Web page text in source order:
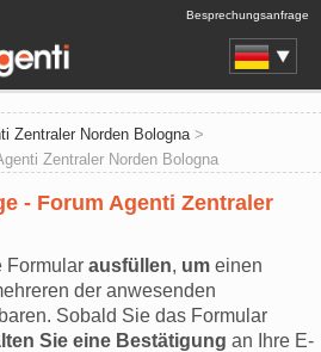
Besprechungsanfrage
Zentraler Norden Bologna>
Zentraler Norden Bologna
- Forum Agenti Zentraler
Formularausfüllen, um einen
der anwesenden
Sobald Sie das Formular
Sie eine Bestätigung an Ihre E-